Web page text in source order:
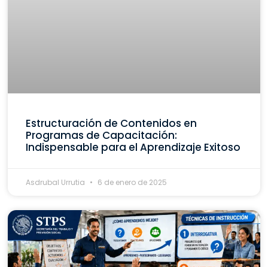
Estructuración de Contenidos en
Programas de Capacitación:
Indispensable para el Aprendizaje Exitoso
Asdrubal Urrutia 6 de enero de 2025